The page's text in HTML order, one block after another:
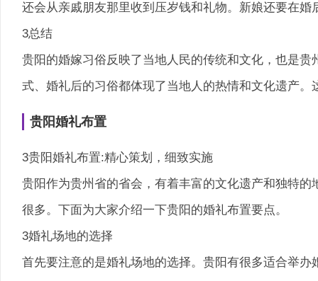
还会从亲戚朋友那里收到压岁钱和礼物。新娘还要在
3总结
贵阳的婚嫁习俗反映了当地人民的传统和文化，也是
式、婚礼后的习俗都体现了当地人的热情和文化遗产
贵阳婚礼布置
3贵阳婚礼布置:精心策划，细致实施
贵阳作为贵州省的省会，有着丰富的文化遗产和独特
很多。下面为大家介绍一下贵阳的婚礼布置要点。
3婚礼场地的选择
首先要注意的是婚礼场地的选择。贵阳有很多适合举